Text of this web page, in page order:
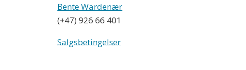
Bente Wardenær
(+47) 926 66 401
Salgsbetingelser